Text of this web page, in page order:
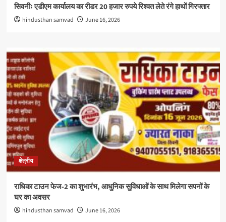
सिवनीः एडीएम कार्यालय का रीडर 20 हजार रुपये रिश्वत लेते रंगे हाथों गिरफ्तार
hindusthan samvad June 16, 2026
क्षेत्रीय
राधिका टाउन फेज-2 का शुभारंभ, आधुनिक सुविधाओं के साथ मिलेगा सपनों के
घर का अवसर
hindusthan samvad June 16, 2026